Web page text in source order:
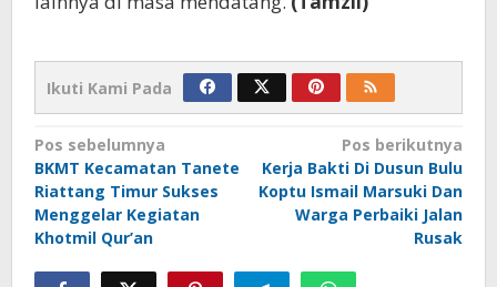
Ikuti Kami Pada
Navigasi
pos
Pos sebelumnya
BKMT Kecamatan Tanete
Riattang Timur Sukses
Menggelar Kegiatan
Khotmil Qur’an
Pos berikutnya
Kerja Bakti Di Dusun Bulu
Koptu Ismail Marsuki Dan
Warga Perbaiki Jalan
Rusak